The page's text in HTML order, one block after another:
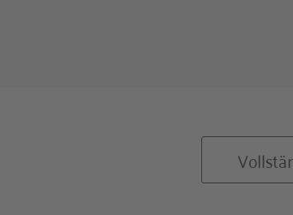
einem kleinen verwunschenen Teich und
beinhaltet das Wohnzimmer mit
Badezimmer, Garderobe, Gäste-WC,